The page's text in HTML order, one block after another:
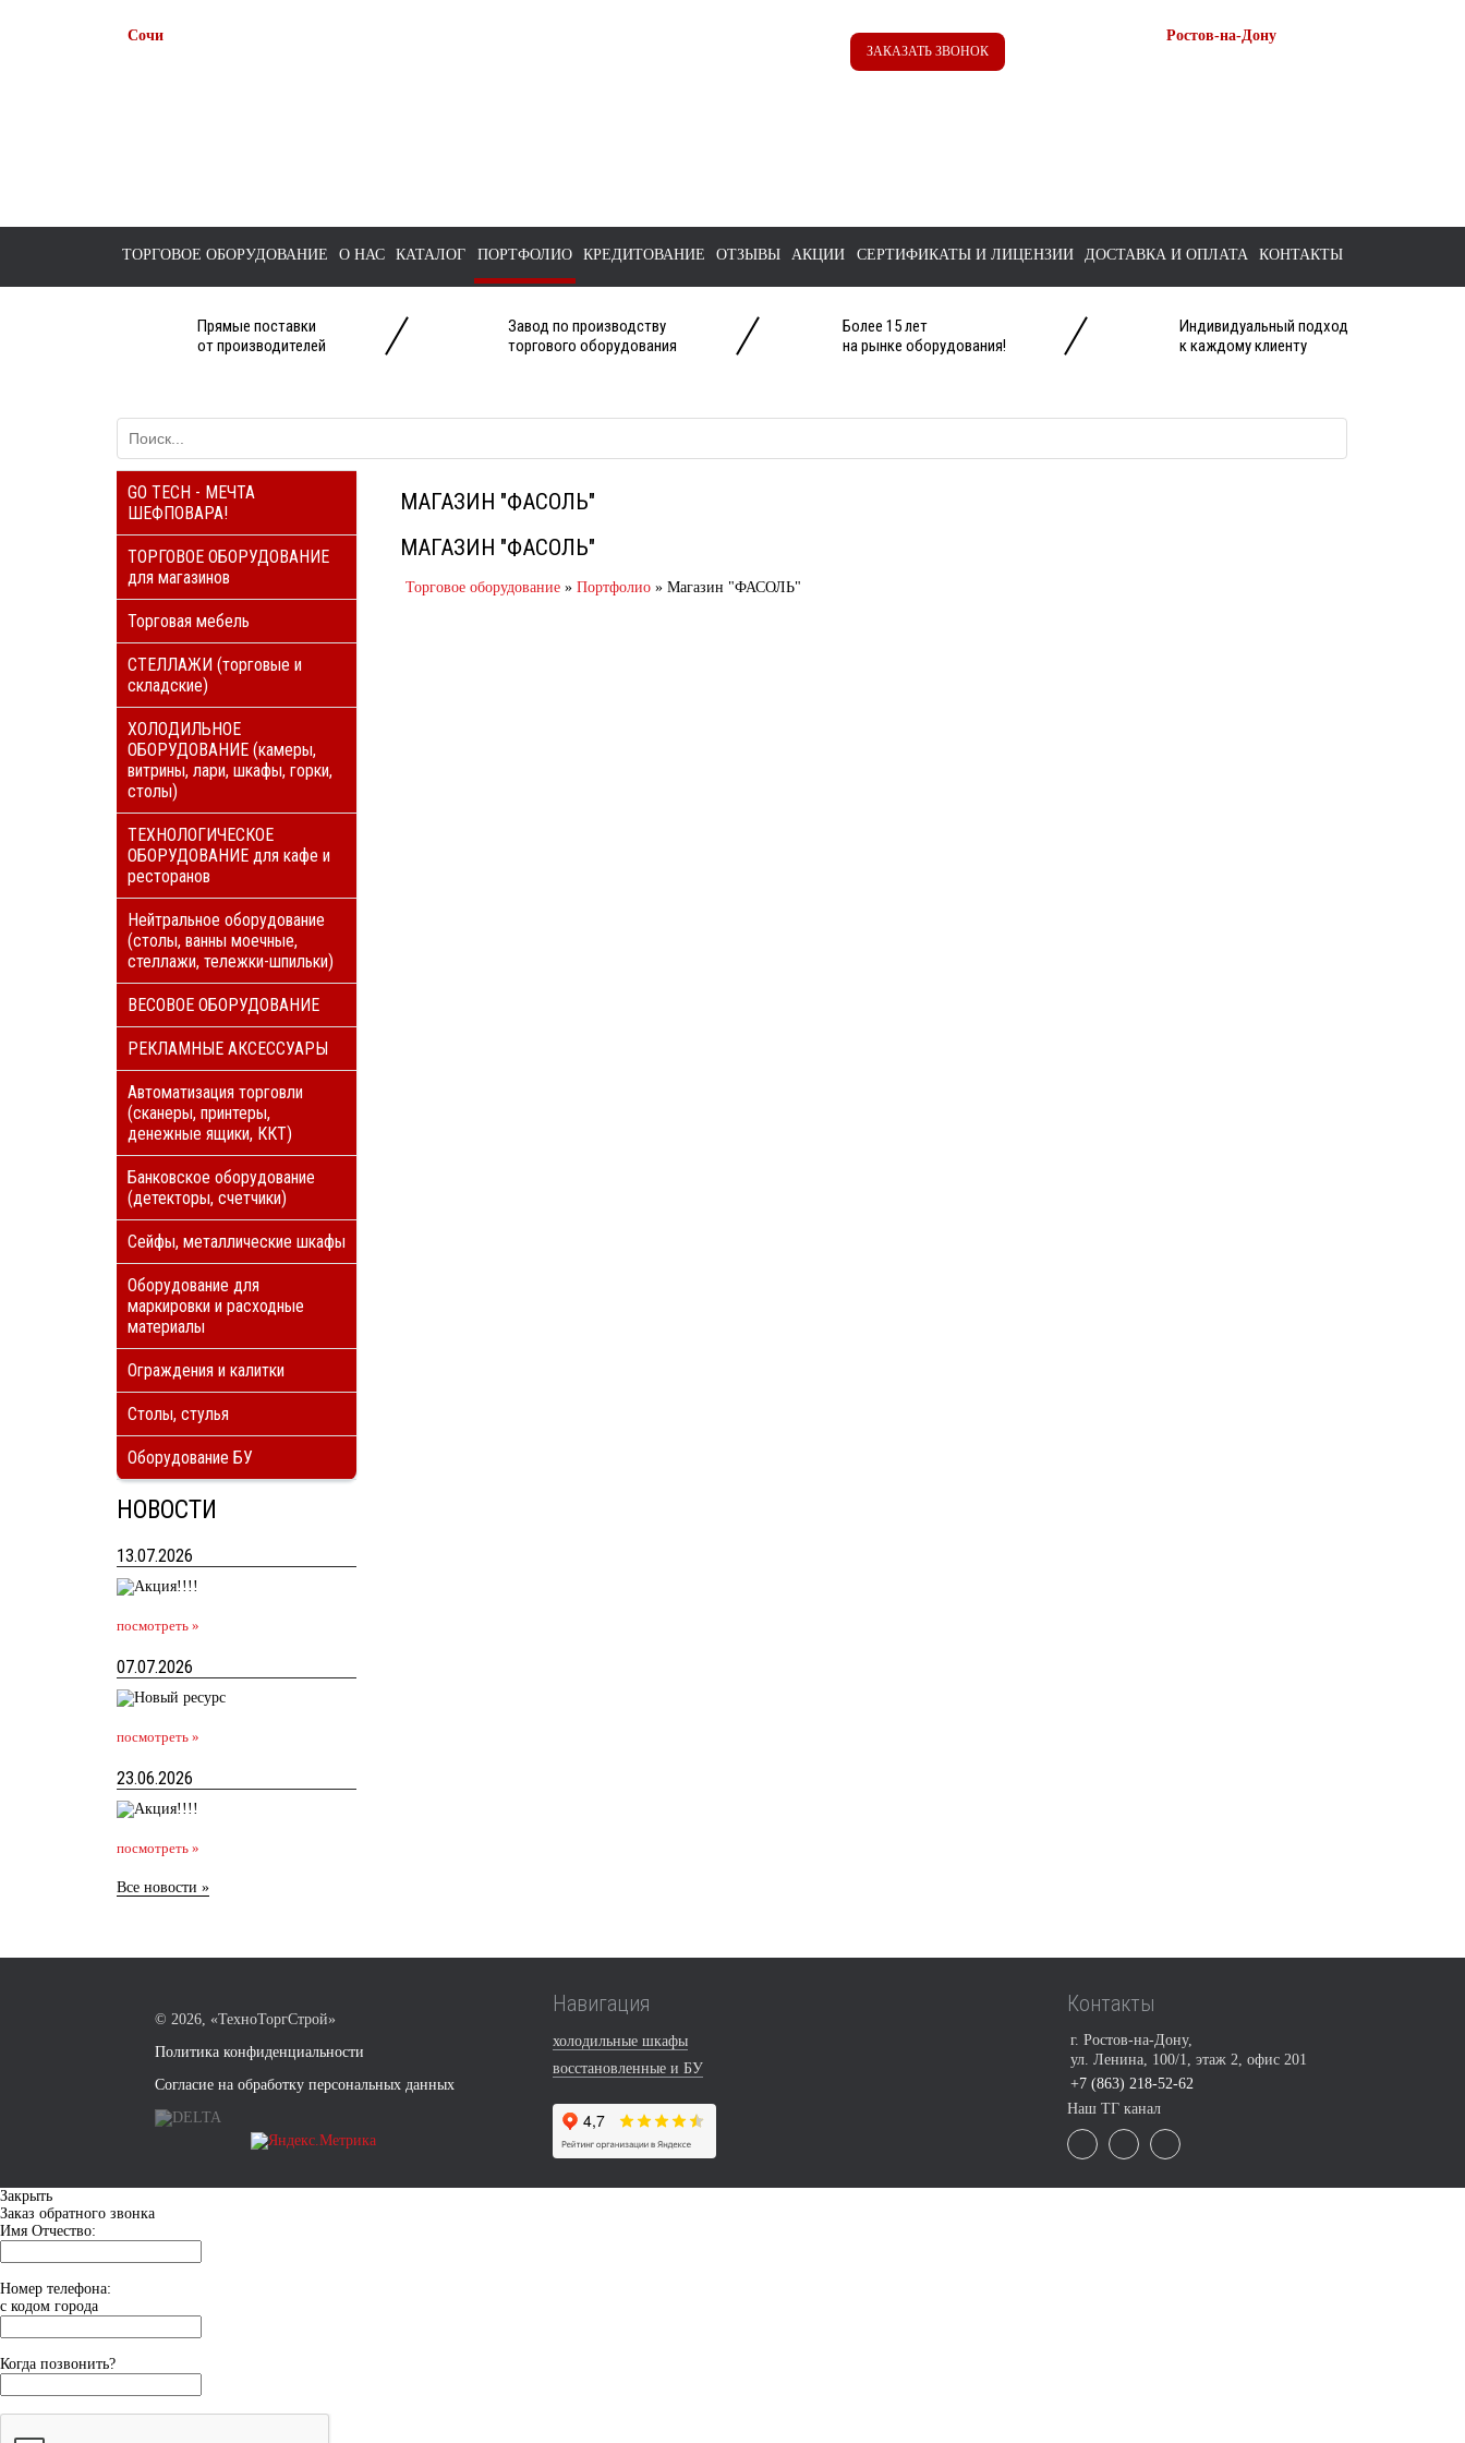
Сочи
ЗАКАЗАТЬ ЗВОНОК
Ростов-на-Дону
ТОРГОВОЕ ОБОРУДОВАНИЕ О НАС КАТАЛОГ ПОРТФОЛИО КРЕДИТОВАНИЕ ОТЗЫВЫ АКЦИИ СЕРТИФИКАТЫ И ЛИЦЕНЗИИ ДОСТАВКА И ОПЛАТА КОНТАКТЫ
Прямые поставки
от производителей
Завод по производству
торгового оборудования
Более 15 лет
на рынке оборудования!
Индивидуальный подход
к каждому клиенту
GO TECH - МЕЧТА
ШЕФПОВАРА!
ТОРГОВОЕ ОБОРУДОВАНИЕ
для магазинов
Торговая мебель
СТЕЛЛАЖИ (торговые и
складские)
ХОЛОДИЛЬНОЕ
ОБОРУДОВАНИЕ (камеры,
витрины, лари, шкафы, горки,
столы)
ТЕХНОЛОГИЧЕСКОЕ
ОБОРУДОВАНИЕ для кафе и
ресторанов
Нейтральное оборудование
(столы, ванны моечные,
стеллажи, тележки-шпильки)
ВЕСОВОЕ ОБОРУДОВАНИЕ
РЕКЛАМНЫЕ АКСЕССУАРЫ
Автоматизация торговли
(сканеры, принтеры,
денежные ящики, ККТ)
Банковское оборудование
(детекторы, счетчики)
Сейфы, металлические шкафы
Оборудование для
маркировки и расходные
материалы
Ограждения и калитки
Столы, стулья
Оборудование БУ
НОВОСТИ
13.07.2026
посмотреть »
07.07.2026
посмотреть »
23.06.2026
посмотреть »
Все новости »
МАГАЗИН "ФАСОЛЬ"
МАГАЗИН "ФАСОЛЬ"
Торговое оборудование » Портфолио » Магазин "ФАСОЛЬ"
© 2026, «ТехноТоргСтрой»
Политика конфиденциальности
Согласие на обработку персональных данных
Навигация
холодильные шкафы
восстановленные и БУ
Контакты
г. Ростов-на-Дону,
ул. Ленина, 100/1, этаж 2, офис 201
+7 (863) 218-52-62
Наш ТГ канал
Закрыть
Заказ обратного звонка
Имя Отчество:
Номер телефона:
с кодом города
Когда позвонить?